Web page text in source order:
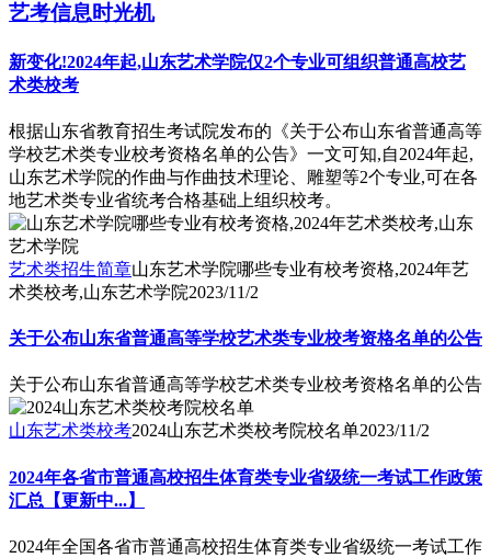
艺考信息时光机
新变化!2024年起,山东艺术学院仅2个专业可组织普通高校艺
术类校考
根据山东省教育招生考试院发布的《关于公布山东省普通高等
学校艺术类专业校考资格名单的公告》一文可知,自2024年起,
山东艺术学院的作曲与作曲技术理论、雕塑等2个专业,可在各
地艺术类专业省统考合格基础上组织校考。
艺术类招生简章山东艺术学院哪些专业有校考资格,2024年艺
术类校考,山东艺术学院2023/11/2
关于公布山东省普通高等学校艺术类专业校考资格名单的公告
关于公布山东省普通高等学校艺术类专业校考资格名单的公告
山东艺术类校考2024山东艺术类校考院校名单2023/11/2
2024年各省市普通高校招生体育类专业省级统一考试工作政策
汇总【更新中...】
2024年全国各省市普通高校招生体育类专业省级统一考试工作